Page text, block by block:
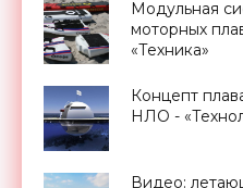
Модульная
моторных
«Техника»
Концепт
НЛО -
Видео: